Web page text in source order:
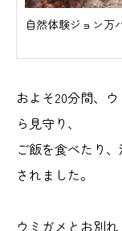
自然体験ジョン万
およそ20分間、
ら見守り、
ご飯を食べたり
されました。
ウミガメとお別